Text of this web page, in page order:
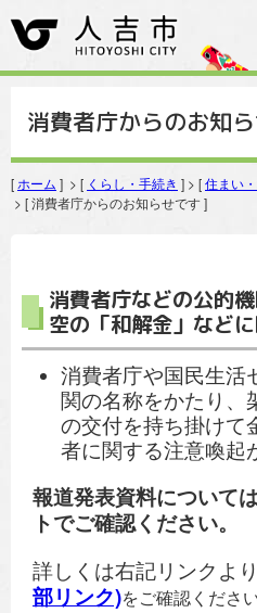
消費者庁からのお知
[ ホーム ] > [ くらし・手続き ] > [住まい
> [ 消費者庁からのお知らせです ]
消費者庁などの公的
空の「和解金」など
消費者庁や国民生活
関の名称をかたり、
の交付を持ち掛けて
者に関する注意喚起
報道発表資料について
トでご確認ください。
詳しくは右記リンクよ
部リンク)をご確認くださ